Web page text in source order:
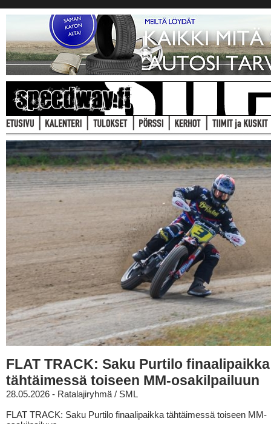
FLAT TRACK: Saku Purtilo finaalipaikka
tähtäimessä toiseen MM-osakilpailuun
28.05.2026 - Ratalajiryhmä / SML
FLAT TRACK: Saku Purtilo finaalipaikka tähtäimessä toiseen MM-